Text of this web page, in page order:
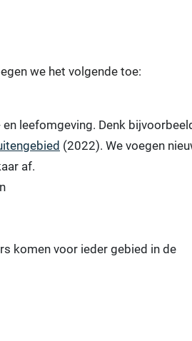
we het volgende toe:
leefomgeving. Denk
(2022). We voegen
af.
komen voor ieder gebied in de